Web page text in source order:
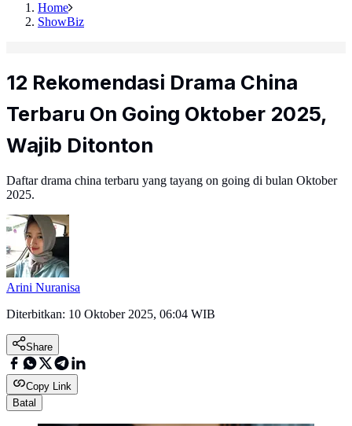
Home
ShowBiz
12 Rekomendasi Drama China
Terbaru On Going Oktober 2025,
Wajib Ditonton
Daftar drama china terbaru yang tayang on going di bulan Oktober
2025.
Arini Nuranisa
Diterbitkan: 10 Oktober 2025, 06:04 WIB
Share
Copy Link
Batal